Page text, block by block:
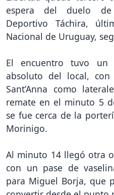
espera del duelo
Deportivo Táchira,
Nacional de Uruguay,
El encuentro tuvo un
absoluto del local,
Sant’Anna como
remate en el minuto 5
se fue cerca de la
Morinigo.
Al minuto 14 llegó otra
con un pase de
para Miguel Borja, que